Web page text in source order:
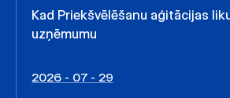
Kad Priekšvēlēšanu aģitācijas
uzņēmumu
2026 - 07 - 29